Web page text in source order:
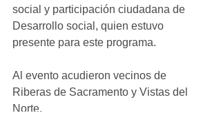
social y participación ciudadana de
Desarrollo social, quien estuvo
presente para este programa.
Al evento acudieron vecinos de
Riberas de Sacramento y Vistas del
Norte.